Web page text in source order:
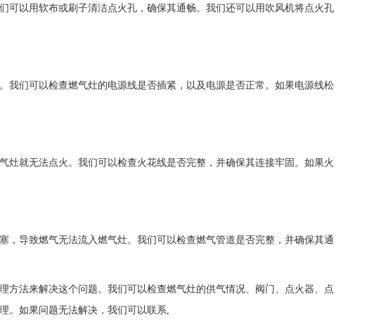
可以用软布或刷子清洁点火孔，确保其通畅。我们还可以用吹风机将点火孔
我们可以检查燃气灶的电源线是否插紧，以及电源是否正常。如果电源线松
就无法点火。我们可以检查火花线是否完整，并确保其连接牢固。如果火
导致燃气无法流入燃气灶。我们可以检查燃气管道是否完整，并确保其通
法来解决这个问题。我们可以检查燃气灶的供气情况、阀门、点火器、点
。如果问题无法解决，我们可以联系,